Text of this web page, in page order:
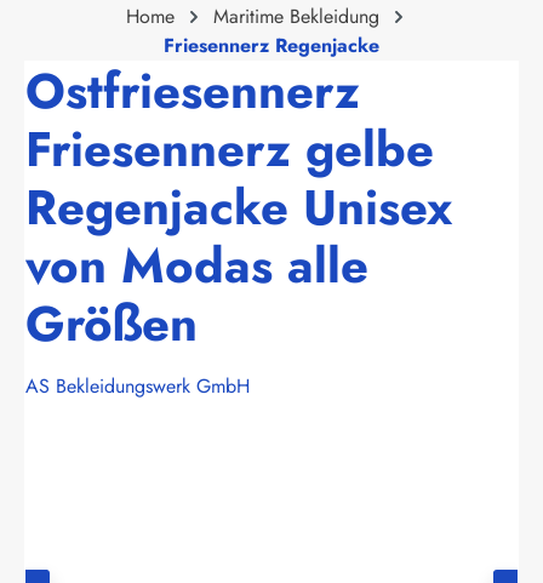
Home
Maritime Bekleidung
Friesennerz Regenjacke
Ostfriesennerz
Friesennerz gelbe
Regenjacke Unisex
von Modas alle
Größen
AS Bekleidungswerk GmbH